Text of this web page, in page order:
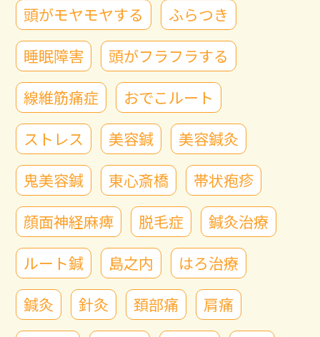
頭がモヤモヤする
ふらつき
睡眠障害
頭がフラフラする
線維筋痛症
おでこルート
ストレス
美容鍼
美容鍼灸
鬼美容鍼
東心斎橋
帯状疱疹
顔面神経麻痺
脱毛症
鍼灸治療
ルート鍼
島之内
はろ治療
鍼灸
針灸 頚部痛
肩痛